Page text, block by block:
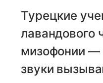
Турецкие
лавандового
мизофонии —
звуки